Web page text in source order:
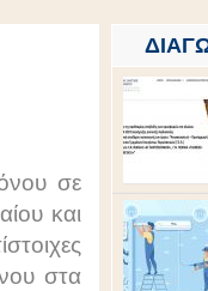
σε
και
στα